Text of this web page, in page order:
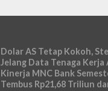
Dolar AS Tetap Kokoh,
Jelang Data Tenaga
Kinerja MNC Bank
Tembus Rp21,68 Triliun